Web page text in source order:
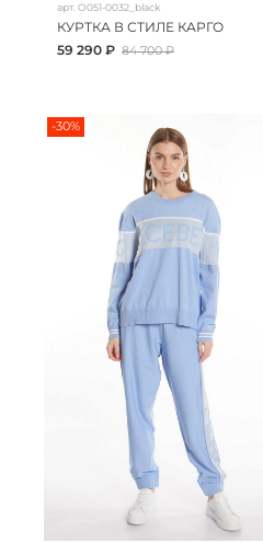
арт.O051-0032_black
КУРТКА В СТИЛЕ КАРГО
59 290 ₽ 84 700 ₽
-30%